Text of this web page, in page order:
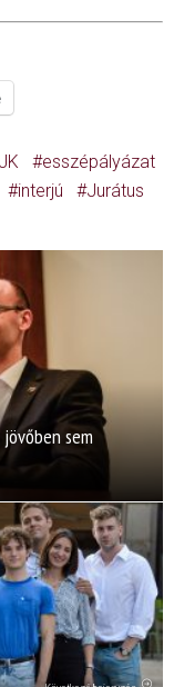
esszépályázat
interjú Jurátus
sem